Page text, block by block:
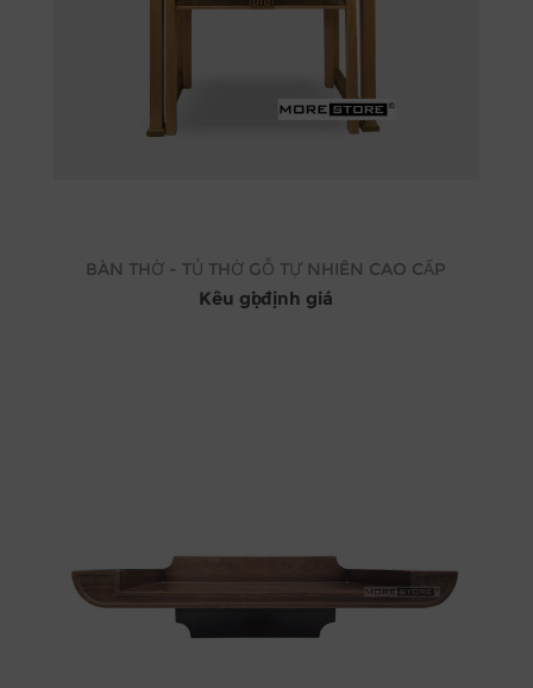
BÀN THỜ - TỦ THỜ GỖ TỰ NHIÊN CAO CẤP
Kêu gọi định giá